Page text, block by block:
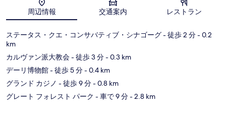
地図
周辺情報 交通案内 レストラン
ステータス・クエ・コンサバティブ・シナゴーグ- 徒歩 2 分- 0.2
km
カルヴァン派大教会- 徒歩 3 分- 0.3 km
デーリ博物館- 徒歩 5 分- 0.4 km
グランド カジノ - 徒歩 9 分- 0.8 km
グレート フォレスト パーク - 車で 9 分- 2.8 km